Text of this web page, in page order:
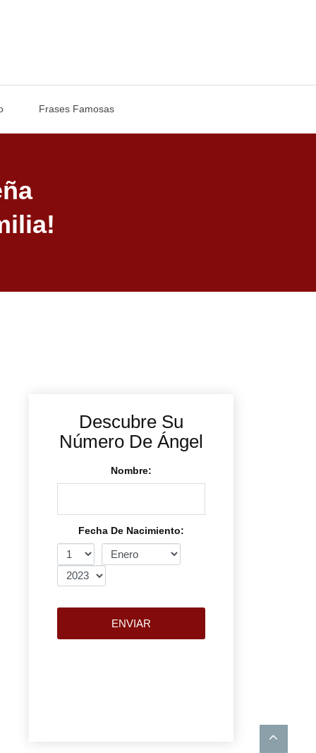
Frases Famosas
Descubre Su
Número De Ángel
Nombre:
Fecha De Nacimiento:
ENVIAR